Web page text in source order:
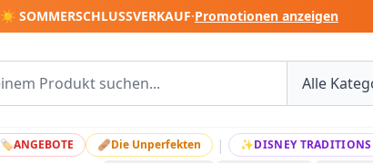
☀️ SOMMERSCHLUSSVERKAUF·Promotionen anzeigen
🏷ANGEBOTE 🩹Die Unperfekten | ✨DISNEY TRADITIONS